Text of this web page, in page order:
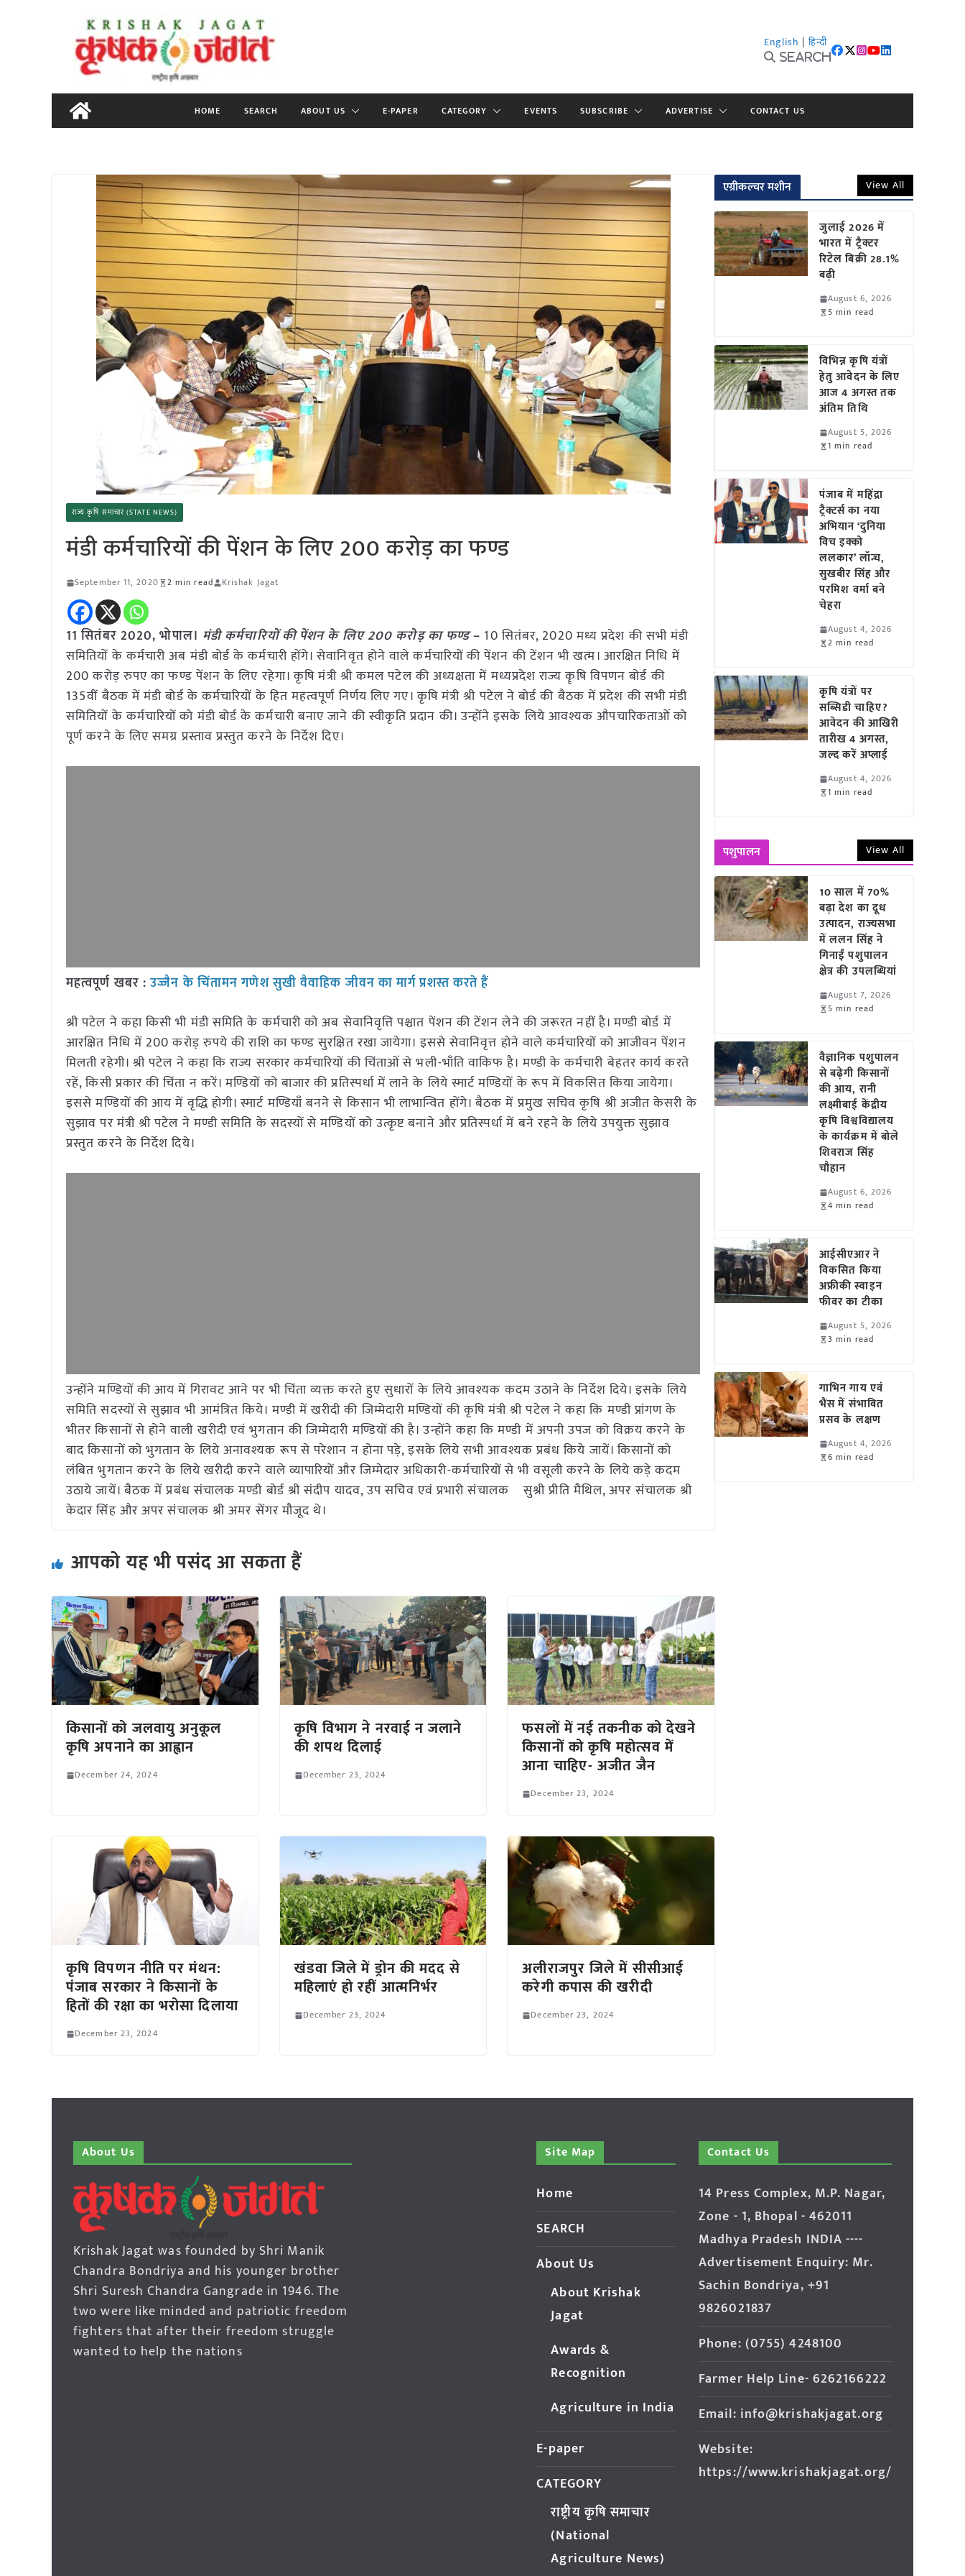
content
English | हिन्दी
Search
HOME SEARCH ABOUT US E-PAPER CATEGORY EVENTS SUBSCRIBE ADVERTISE CONTACT US
राज्य कृषि समाचार (STATE NEWS)
मंडी कर्मचारियों की पेंशन के लिए 200 करोड़ का फण्ड
September 11, 2020 2 min read Krishak Jagat
11 सितंबर 2020, भोपाल। मंडी कर्मचारियों की पेंशन के लिए 200 करोड़ का फण्ड– 10 सितंबर, 2020 मध्य प्रदेश की सभी मंडी
समितियों के कर्मचारी अब मंडी बोर्ड के कर्मचारी होंगे। सेवानिवृत होने वाले कर्मचारियों की पेंशन की टेंशन भी खत्म। आरक्षित निधि में
200 करोड़ रुपए का फण्ड पेंशन के लिए रहेगा। कृषि मंत्री श्री कमल पटेल की अध्यक्षता में मध्यप्रदेश राज्य कॄषि विपणन बोर्ड की
135वीं बैठक में मंडी बोर्ड के कर्मचारियों के हित महत्वपूर्ण निर्णय लिए गए। कृषि मंत्री श्री पटेल ने बोर्ड की बैठक में प्रदेश की सभी मंडी
समितियों के कर्मचारियों को मंडी बोर्ड के कर्मचारी बनाए जाने की स्वीकृति प्रदान की। उन्होंने इसके लिये आवश्यक औपचारिकताओं को
पूर्ण करने के लिए समग्र प्रस्ताव प्रस्तुत करने के निर्देश दिए।
महत्वपूर्ण खबर :उज्जैन के चिंतामन गणेश सुखी वैवाहिक जीवन का मार्ग प्रशस्त करते हैं
श्री पटेल ने कहा किसी भी मंडी समिति के कर्मचारी को अब सेवानिवृत्ति पश्चात पेंशन की टेंशन लेने की जरूरत नहीं है। मण्डी बोर्ड में
आरक्षित निधि में 200 करोड़ रुपये की राशि का फण्ड सुरक्षित रखा जायेगा। इससे सेवानिवृत्त होने वाले कर्मचारियों को आजीवन पेंशन
मिलती रहेगी। श्री पटेल ने कहा कि राज्य सरकार कर्मचारियों की चिंताओं से भली-भाँति वाकिफ है। मण्डी के कर्मचारी बेहतर कार्य करते
रहें, किसी प्रकार की चिंता न करें। मण्डियों को बाजार की प्रतिस्पर्धा में लाने के लिये स्मार्ट मण्डियों के रूप में विकसित किया जायेगा।
इससे मण्डियों की आय में वृद्धि होगी। स्मार्ट मण्डियाँ बनने से किसान भी लाभान्वित होंगे। बैठक में प्रमुख सचिव कृषि श्री अजीत केसरी के
सुझाव पर मंत्री श्री पटेल ने मण्डी समिति के सदस्यों से मण्डियों को उत्कृष्ट बनाने और प्रतिस्पर्धा में बने रहने के लिये उपयुक्त सुझाव
प्रस्तुत करने के निर्देश दिये।
उन्होंने मण्डियों की आय में गिरावट आने पर भी चिंता व्यक्त करते हुए सुधारों के लिये आवश्यक कदम उठाने के निर्देश दिये। इसके लिये
समिति सदस्यों से सुझाव भी आमंत्रित किये। मण्डी में खरीदी की जिम्मेदारी मण्डियों की कृषि मंत्री श्री पटेल ने कहा कि मण्डी प्रांगण के
भीतर किसानों से होने वाली खरीदी एवं भुगतान की जिम्मेदारी मण्डियों की है। उन्होंने कहा कि मण्डी में अपनी उपज को विक्रय करने के
बाद किसानों को भुगतान के लिये अनावश्यक रूप से परेशान न होना पड़े, इसके लिये सभी आवश्यक प्रबंध किये जायें। किसानों को
लंबित भुगतान करने के लिये खरीदी करने वाले व्यापारियों और जिम्मेदार अधिकारी-कर्मचारियों से भी वसूली करने के लिये कड़े कदम
उठाये जायें। बैठक में प्रबंध संचालक मण्डी बोर्ड श्री संदीप यादव, उप सचिव एवं प्रभारी संचालक सुश्री प्रीति मैथिल, अपर संचालक श्री
केदार सिंह और अपर संचालक श्री अमर सेंगर मौजूद थे।
आपको यह भी पसंद आ सकता हैं
किसानों को जलवायु अनुकूल
कृषि अपनाने का आह्वान
December 24, 2024
कृषि विभाग ने नरवाई न जलाने
की शपथ दिलाई
December 23, 2024
फसलों में नई तकनीक को देखने
किसानों को कृषि महोत्सव में
आना चाहिए- अजीत जैन
December 23, 2024
कृषि विपणन नीति पर मंथन:
पंजाब सरकार ने किसानों के
हितों की रक्षा का भरोसा दिलाया
December 23, 2024
खंडवा जिले में ड्रोन की मदद से
महिलाएं हो रहीं आत्मनिर्भर
December 23, 2024
अलीराजपुर जिले में सीसीआई
करेगी कपास की खरीदी
December 23, 2024
एग्रीकल्चर मशीन View All
जुलाई 2026 में
भारत में ट्रैक्टर
रिटेल बिक्री 28.1%
बढ़ी
August 6, 2026
5 min read
विभिन्न कृषि यंत्रों
हेतु आवेदन के लिए
आज 4 अगस्त तक
अंतिम तिथि
August 5, 2026
1 min read
पंजाब में महिंद्रा
ट्रैक्टर्स का नया
अभियान ‘दुनिया
विच इक्को
ललकार’ लॉन्च,
सुखबीर सिंह और
परमिश वर्मा बने
चेहरा
August 4, 2026
2 min read
कृषि यंत्रों पर
सब्सिडी चाहिए?
आवेदन की आखिरी
तारीख 4 अगस्त,
जल्द करें अप्लाई
August 4, 2026
1 min read
पशुपालन View All
10 साल में 70%
बढ़ा देश का दूध
उत्पादन, राज्यसभा
में ललन सिंह ने
गिनाईं पशुपालन
क्षेत्र की उपलब्धियां
August 7, 2026
5 min read
वैज्ञानिक पशुपालन
से बढ़ेगी किसानों
की आय, रानी
लक्ष्मीबाई केंद्रीय
कृषि विश्वविद्यालय
के कार्यक्रम में बोले
शिवराज सिंह
चौहान
August 6, 2026
4 min read
आईसीएआर ने
विकसित किया
अफ्रीकी स्वाइन
फीवर का टीका
August 5, 2026
3 min read
गाभिन गाय एवं
भैंस में संभावित
प्रसव के लक्षण
August 4, 2026
6 min read
About Us
Krishak Jagat was founded by Shri Manik
Chandra Bondriya and his younger brother
Shri Suresh Chandra Gangrade in 1946. The
two were like minded and patriotic freedom
fighters that after their freedom struggle
wanted to help the nations
Site Map
Home
SEARCH
About Us
About Krishak
Jagat
Awards &
Recognition
Agriculture in India
E-paper
CATEGORY
राष्ट्रीय कृषि समाचार
(National
Agriculture News)
Contact Us
14 Press Complex, M.P. Nagar,
Zone - 1, Bhopal - 462011
Madhya Pradesh INDIA ----
Advertisement Enquiry: Mr.
Sachin Bondriya, +91
9826021837
Phone: (0755) 4248100
Farmer Help Line- 6262166222
Email: info@krishakjagat.org
Website:
https://www.krishakjagat.org/